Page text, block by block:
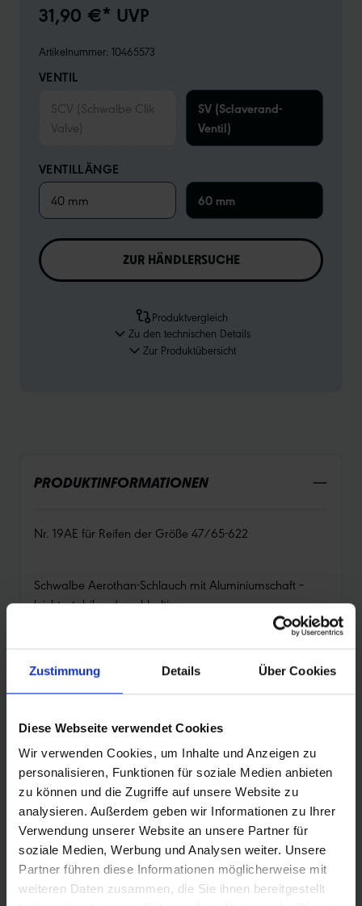
Zustimmung Details Über Cookies
Diese Webseite verwendet Cookies
Wir verwenden Cookies, um Inhalte und Anzeigen zu
personalisieren, Funktionen für soziale Medien anbieten
zu können und die Zugriffe auf unsere Website zu
analysieren. Außerdem geben wir Informationen zu Ihrer
Verwendung unserer Website an unsere Partner für
soziale Medien, Werbung und Analysen weiter. Unsere
Partner führen diese Informationen möglicherweise mit
weiteren Daten zusammen, die Sie ihnen bereitgestellt
31,90 €* UVP
Artikelnummer: 10465573
VENTIL
SCV (Schwalbe Clik
Valve)
SV (Sclaverand-
Ventil)
VENTILLÄNGE
40 mm 60 mm
ZUR HÄNDLERSUCHE
Produktvergleich
Zu den technischen Details
Zur Produktübersicht
PRODUKTINFORMATIONEN
Nr. 19AE für Reifen der Größe 47/65-622
Schwalbe Aerothan-Schlauch mit Aluminiumschaft –
leicht, stabil und nachhaltig
Entdecke die neue Generation des Schwalbe Aerothan-
Schlauchs – jetzt mit einem robusten Aluminiumschaft für
mehr Stabilität bei bester Performance. Der Schlauch
Deine Vorteile auf einen Blick:
•
Aluminiumschaft mit Außengewinde: für bessere
Stabilität und einfacheres Handling
Leicht und schnell: minimales Gewicht und sehr
niedriger Rollwiderstand
•
Hervorragende Pannensicherheit: mehrfacher
Testsieger in Fachmagazinen
Nachhaltig und umweltbewusst: